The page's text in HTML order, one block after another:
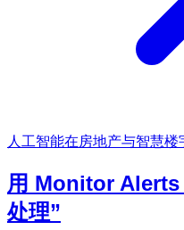
人工智能在房地产与智慧楼
用 Monitor Alerts
处理”